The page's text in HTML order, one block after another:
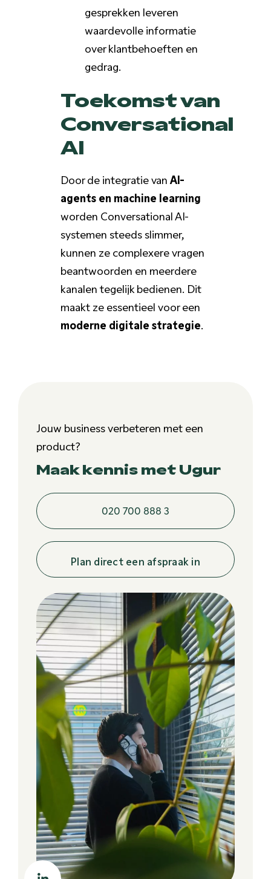
gesprekken leveren
waardevolle informatie
over klantbehoeften en
gedrag.
Toekomst van
Conversational
AI
Door de integratie vanAI-
agents en machine learning
worden Conversational AI-
systemen steeds slimmer,
kunnen ze complexere vragen
beantwoorden en meerdere
kanalen tegelijk bedienen. Dit
maakt ze essentieel voor een
moderne digitale strategie.
Jouw business verbeteren met een
product?
Maak kennis met Ugur
020 700 888 3
Plan direct een afspraak in